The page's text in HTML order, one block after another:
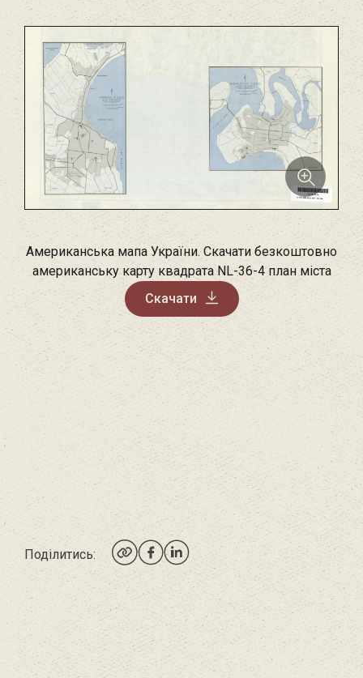
Американська мапа України. Скачати безкоштовно
американську карту квадрата NL-36-4 план міста
Скачати
Поділитись: